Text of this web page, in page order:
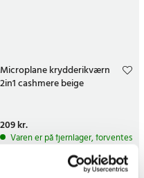
sendt inden for 5-7 hverdage
Microplane krydderikværn
2in1 cashmere beige
Pris:209 kr.
209 kr.
Varen er på fjernlager, forventes
Køb